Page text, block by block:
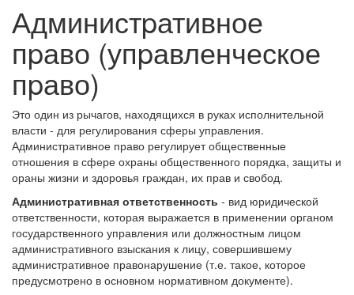
Администpативное
пpаво (упpавленческое
пpаво)
Это один из рычагов, находящихся в руках исполнительной
власти - для регулирования сферы управления.
Административное право регулирует общественные
отношения в сфере охраны общественного порядка, защиты и
ораны жизни и здоровья граждан, их прав и свобод.
Административная ответственность - вид юридической
ответственности, которая выражается в применении органом
государственного управления или должностным лицом
административного взыскания к лицу, совершившему
административное правонарушение (т.е. такое, которое
предусмотрено в основном нормативном документе).